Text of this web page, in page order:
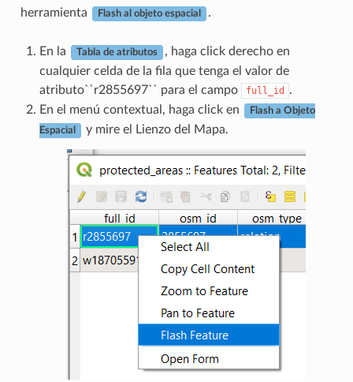
herramienta
Flash al objeto espacial .
En la Tabla de atributos
, haga click derecho en
cualquier celda de la fila que tenga el valor de
atributo``r2855697`` para el campo
full_id
.
En el menú contextual, haga click en
Flash a Objeto
Espacial y mire el Lienzo del Mapa.